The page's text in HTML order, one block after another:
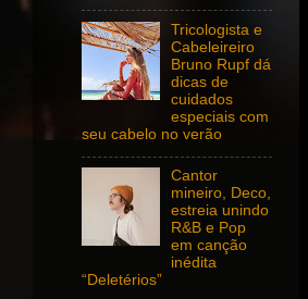
Tricologista e
Cabeleireiro
Bruno Rupf dá
dicas de
cuidados
especiais com
seu cabelo no verão
Cantor
mineiro, Deco,
estreia unindo
R&B e Pop
em canção
inédita
“Deletérios”